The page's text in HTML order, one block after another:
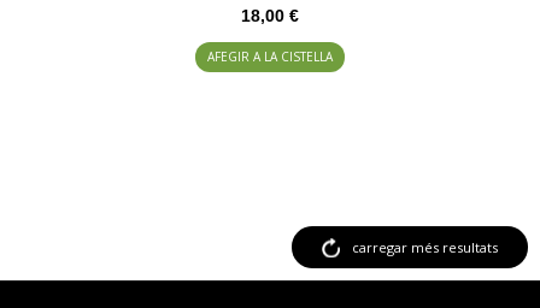
18,00 €
AFEGIR A LA CISTELLA
carregar més resultats